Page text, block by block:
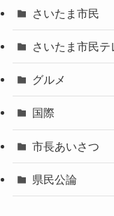
さいたま市民
さいたま市民テ
グルメ
国際
市長あいさつ
県民公論